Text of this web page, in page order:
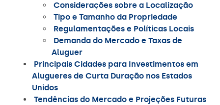
Considerações sobre a Localização
Tipo e Tamanho da Propriedade
Regulamentações e Políticas Locais
Demanda do Mercado e Taxas de
Aluguer
Principais Cidades para Investimentos em
Alugueres de Curta Duração nos Estados
Unidos
Tendências do Mercado e Projeções Futuras